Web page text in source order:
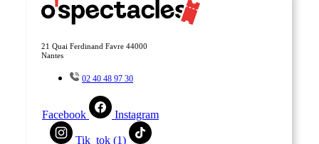
21 Quai Ferdinand Favre 44000
Nantes
02 40 48 97 30
Facebook Instagram
Tik_tok (1)